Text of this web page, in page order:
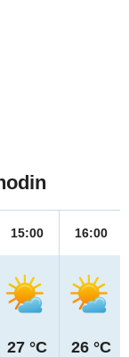
15:00
27 °C
16:00
26 °C